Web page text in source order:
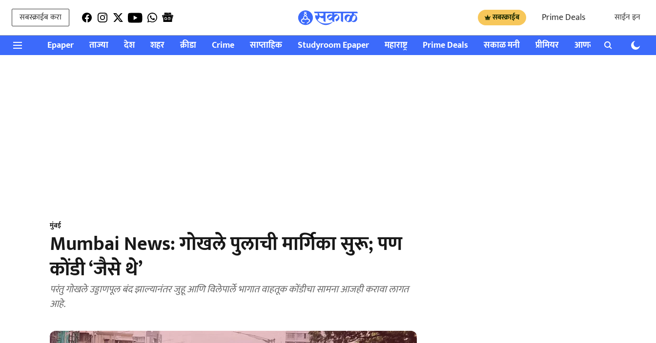
सबस्क्राईब करा सबस्क्राईब Prime Deals साईन इन
Epaper ताज्या देश शहर क्रीडा Crime साप्ताहिक Studyroom Epaper महाराष्ट्र Prime Deals सकाळ मनी प्रीमियर आणखी राशी भविष्य
मुंबई
Mumbai News: गोखले पुलाची मार्गिका सुरू; पण
कोंडी ‘जैसे थे’
परंतु गोखले उड्डाणपूल बंद झाल्यानंतर जुहू आणि विलेपार्ले भागात वाहतूक कोंडीचा सामना आजही करावा लागत
आहे.